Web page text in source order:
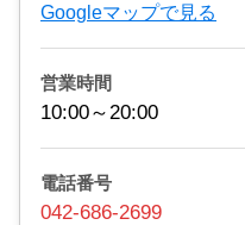
Googleマップで見る
営業時間
10:00～20:00
電話番号
042-686-2699